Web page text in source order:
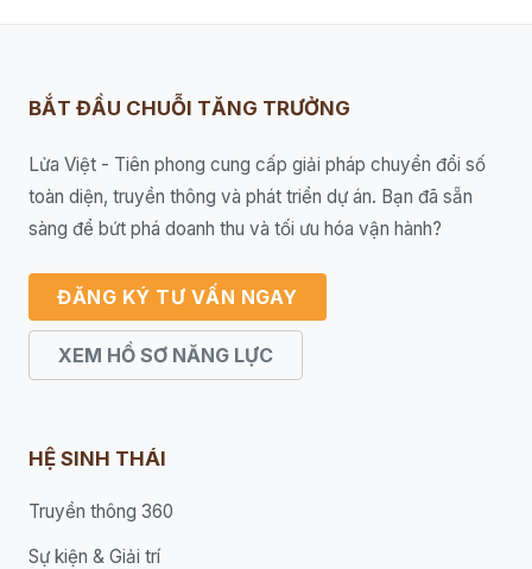
BẮT ĐẦU CHUỖI TĂNG TRƯỞNG
Lửa Việt - Tiên phong cung cấp giải pháp chuyển đổi số
toàn diện, truyền thông và phát triển dự án. Bạn đã sẵn
sàng để bứt phá doanh thu và tối ưu hóa vận hành?
ĐĂNG KÝ TƯ VẤN NGAY
XEM HỒ SƠ NĂNG LỰC
HỆ SINH THÁI
Truyền thông 360
Sự kiện & Giải trí